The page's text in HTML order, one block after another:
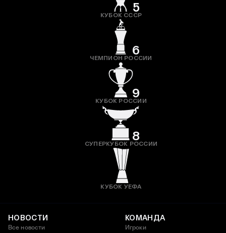
5
КУБОК СССР
6
ЧЕМПИОН РОССИИ
9
КУБОК РОССИИ
8
СУПЕРКУБОК РОССИИ
КУБОК УЕФА
НОВОСТИ
Все новости
КОМАНДА
Игроки